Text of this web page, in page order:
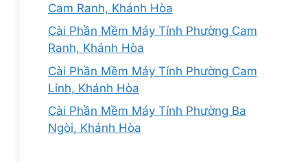
Cam Ranh, Khánh Hòa
Cài Phần Mềm Máy Tính Phường Cam
Ranh, Khánh Hòa
Cài Phần Mềm Máy Tính Phường Cam
Linh, Khánh Hòa
Cài Phần Mềm Máy Tính Phường Ba
Ngòi, Khánh Hòa